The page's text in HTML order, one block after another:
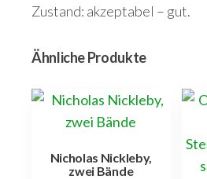
Zustand: akzeptabel – gut.
Ähnliche Produkte
Nicholas Nickleby,
zwei Bände